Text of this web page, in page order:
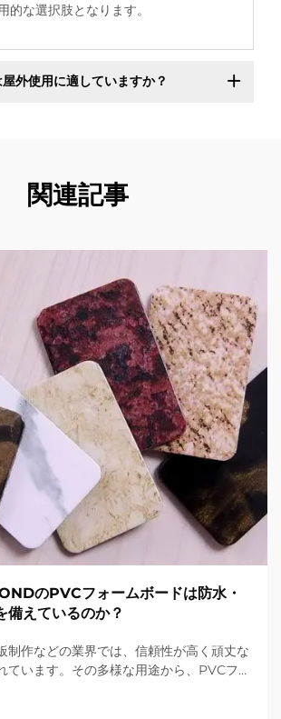
的な選択肢となります。
外使用に適していますか？
関連記事
のPVCフォームボードは防水・
備えているのか？
制作などの業界では、信頼性が高く頑丈な
ています。その多様な用途から、PVCフ
フォームボードは、その品質で高い評